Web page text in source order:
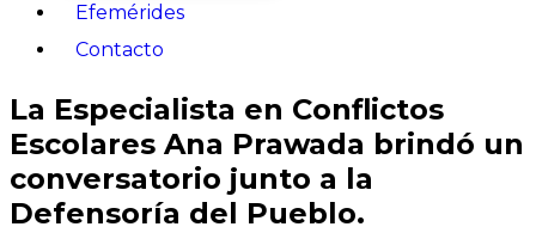
Efemérides
Contacto
La Especialista en Conflictos
Escolares Ana Prawada brindó un
conversatorio junto a la
Defensoría del Pueblo.